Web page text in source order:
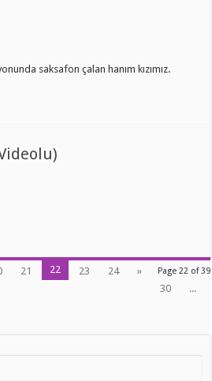
saksafon çalan hanım kızımız.
Page 22 of 39
21 22 23 24
»
30
...